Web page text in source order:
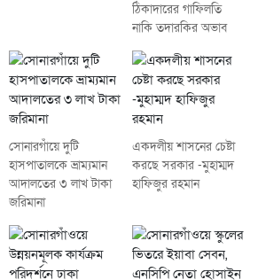
ঠিকাদারের গাফিলতি
নাকি তদারকির অভাব
সোনারগাঁয়ে দুটি
হাসপাতালকে ভ্রাম্যমান
আদালতের ৩ লাখ টাকা
জরিমানা
একদলীয় শাসনের চেষ্টা
করছে সরকার -মুহাম্মদ
হাফিজুর রহমান